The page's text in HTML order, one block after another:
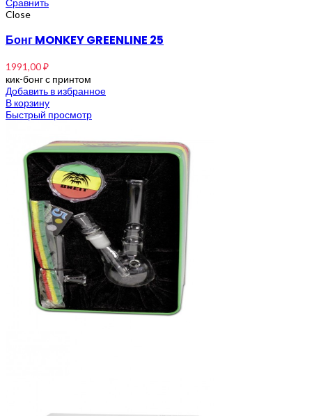
Сравнить
Close
Бонг MONKEY GREENLINE 25
1991,00₽
кик-бонг с принтом
Добавить в избранное
В корзину
Быстрый просмотр